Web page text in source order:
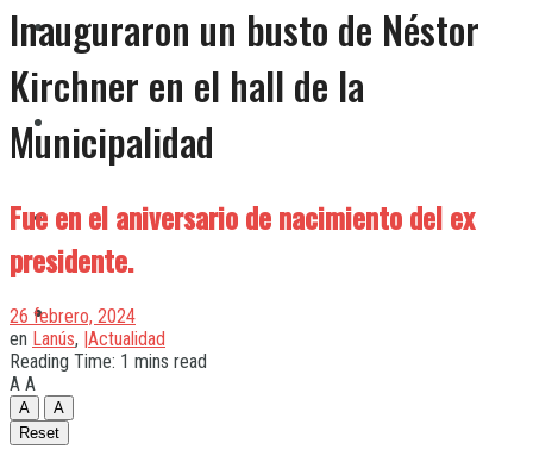
Lanús
Quilmes
Varela
Inauguraron un busto de Néstor
Kirchner en el hall de la
Municipalidad
Fue en el aniversario de nacimiento del ex
presidente.
26 febrero, 2024
en Lanús, |Actualidad
Reading Time: 1 mins read
A A
A
A
Reset